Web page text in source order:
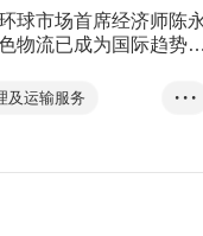
球市场首席经济师陈永
物流已成为国际趋势，
迎合用户需要的绿色物
中小企从接单到物流运
及运输服务
• • •